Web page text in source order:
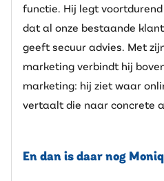
functie. Hij legt
dat al onze bestaande
geeft secuur advies. Met
marketing verbindt hij
marketing: hij ziet waar
vertaalt die naar concrete
En dan is daar nog